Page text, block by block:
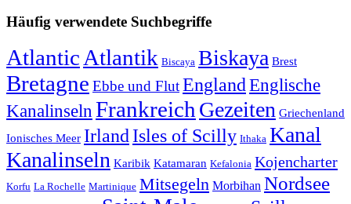
Häufig verwendete Suchbegriffe
Atlantic Atlantik Biscaya Biskaya Brest
Bretagne Ebbe und Flut EnglandEnglische
KanalinselnFrankreich Gezeiten Griechenland
Ionisches Meer IrlandIsles of Scilly Ithaka Kanal
Kanalinseln Karibik Katamaran Kefalonia Kojencharter
Korfu La Rochelle Martinique Mitsegeln Morbihan Nordsee